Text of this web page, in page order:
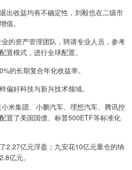
出收益均有不确定性，刘毅也在二级市
值。
的资产管理团队，聘请专业人员，参考
置模式，进行全球配置。
的长期复合年化收益率。
偏好科技与新兴技术领域。
米集团、小鹏汽车、理想汽车、腾讯控
置了美国国债、标普500ETF等标准化
2.27亿元浮盈；九安花10亿元重仓的纳
亿元。